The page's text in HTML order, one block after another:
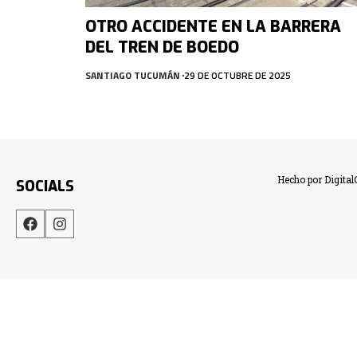
OTRO ACCIDENTE EN LA BARRERA
DEL TREN DE BOEDO
SANTIAGO TUCUMÁN 29 DE OCTUBRE DE 2025
SOCIALS Hecho por